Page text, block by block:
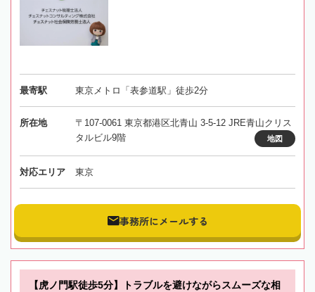
最寄駅 東京メトロ「表参道駅」徒歩2分
所在地
〒107-0061 東京都港区北青山 3-5-12 JRE青山クリス
タルビル9階
地図
対応エリア 東京
事務所にメールする
【虎ノ門駅徒歩5分】トラブルを避けながらスムーズな相